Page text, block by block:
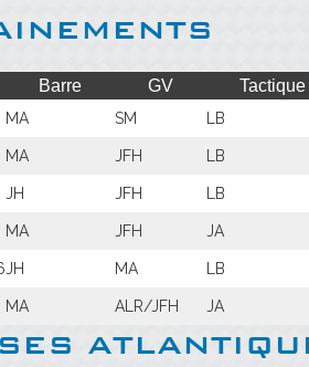
Barre GV Tactique
MA SM LB
MA JFH LB
JH JFH LB
MA JFH JA
JH MA LB
MA ALR/JFH JA